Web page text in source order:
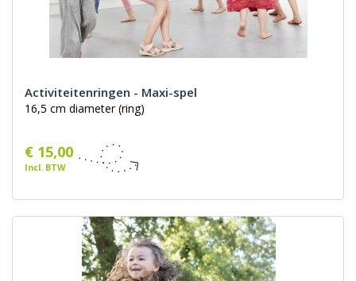
Activiteitenringen - Maxi-spel
16,5 cm diameter (ring)
€ 15,00
Incl. BTW